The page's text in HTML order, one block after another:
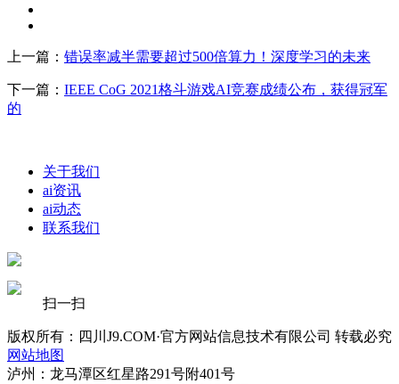
上一篇： 错误率减半需要超过500倍算力！深度学习的未来
下一篇： IEEE CoG 2021格斗游戏AI竞赛成绩公布，获得冠军
的
关于我们
ai资讯
ai动态
联系我们
扫一扫
版权所有：四川J9.COM·官方网站信息技术有限公司 转载必究
网站地图
泸州：龙马潭区红星路291号附401号